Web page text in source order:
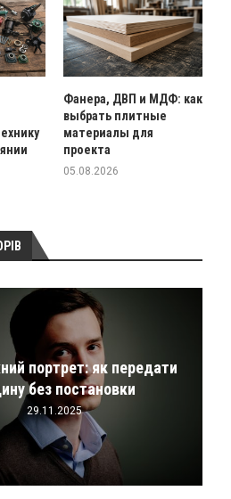
Фанера, ДВП и МДФ: как
выбрать плитные
материалы для
проекта
05.08.2026
портрет: як передати
без постановки
29.11.2025